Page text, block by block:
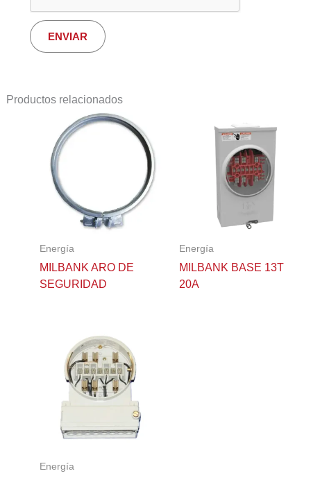
Productos relacionados
Energía
MILBANK ARO DE
SEGURIDAD
Energía
MILBANK BASE 13T
20A
Energía